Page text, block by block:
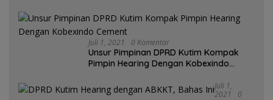
Juli 1, 2021 0 Komentar
Unsur Pimpinan DPRD Kutim Kompak
Pimpin Hearing Dengan Kobexindo
Juli 1,
2021
0